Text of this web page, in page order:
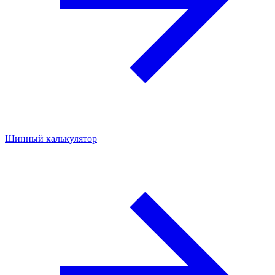
Шинный калькулятор